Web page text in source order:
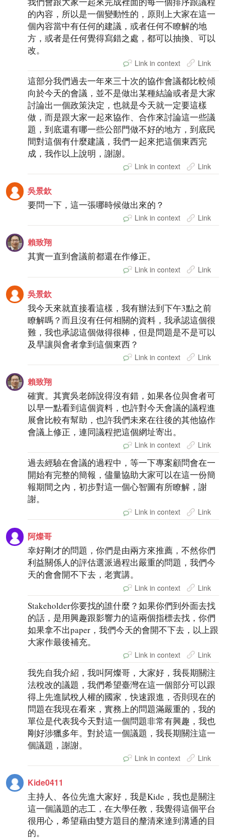
的內容，所以是一個變動性的，原則上大家在這一
個內容當中有任何的建議，或者任何不瞭解的地
方，或者是任何覺得寫錯之處，都可以抽換、可以
改。
Link in context Link
這部分我們過去一年來三十次的協作會議都比較傾
向於今天的會議，並不是做出某種結論或者是大家
討論出一個政策決定，也就是今天就一定要這樣
做，而是跟大家一起來協作、合作來討論這一些議
題，到底還有哪一些公部門做不好的地方，到底民
間對這個有什麼建議，我們一起來把這個東西完
成，我作以上說明，謝謝。
Link in context Link
吳景欽
要問一下，這一張哪時候做出來的？
Link in context Link
賴致翔
其實一直到會議前都還在作修正。
Link in context Link
吳景欽
我今天來就直接看這樣，我有辦法到下午3點之前
瞭解嗎？而且沒有任何相關的資料，我承認這個很
難，我也承認這個做得很棒，但是問題是不是可以
及早讓與會者拿到這個東西？
Link in context Link
賴致翔
確實。其實吳老師說得沒有錯，如果各位與會者可
以早一點看到這個資料，也許對今天會議的議程進
展會比較有幫助，也許我們未來在往後的其他協作
會議上修正，連同議程把這個網址寄出。
Link in context Link
過去經驗在會議的過程中，等一下專案顧問會在一
開始有完整的簡報，儘量協助大家可以在這一份簡
報期間之內，初步對這一個心智圖有所瞭解，謝
謝。
Link in context Link
阿燦哥
幸好剛才的問題，你們是由兩方來推薦，不然你們
利益關係人的評估選派過程出嚴重的問題，我們今
天的會會開不下去，老實講。
Link in context Link
Stakeholder你要找的誰什麼？如果你們到外面去找
的話，是用興趣跟影響力的這兩個指標去找，你們
如果拿不出paper，我們今天的會開不下去，以上跟
大家作最後補充。
Link in context Link
我先自我介紹，我叫阿燦哥，大家好，我長期關注
法稅改的議題，我們希望臺灣在這一個部分可以跟
得上先進賦稅人權的國家，快速跟進，否則現在的
問題在我現在看來，實務上的問題滿嚴重的，我的
單位是代表我今天對這一個問題非常有興趣，我也
剛好涉獵多年。對於這一個議題，我長期關注這一
個議題，謝謝。
Link in context Link
Kide0411
主持人、各位先進大家好，我是Kide，我也是關注
這一個議題的志工，在大學任教，我覺得這個平台
很用心，希望藉由雙方題目的釐清來達到溝通的目
的。